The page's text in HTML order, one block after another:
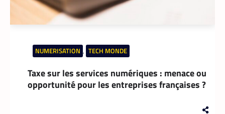
NUMERISATION , TECH MONDE
Taxe sur les services numériques : menace ou
opportunité pour les entreprises françaises ?